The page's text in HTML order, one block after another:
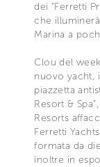
dei “Ferretti
che
Marina a
Clou del
nuovo yacht,
piazzetta
Resort &
Resorts
Ferretti
formata da
inoltre in